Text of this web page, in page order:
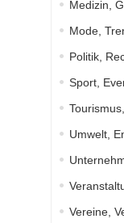
Medizin,
Mode,
Politik,
Sport,
Umwelt,
Vereine,